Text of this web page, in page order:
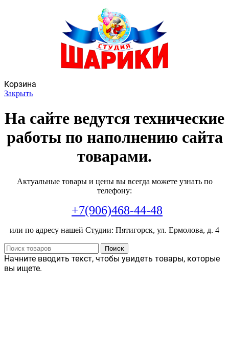
Корзина
Закрыть
На сайте ведутся технические
работы по наполнению сайта
товарами.
Актуальные товары и цены вы всегда можете узнать по
телефону:
+7(906)468-44-48
или по адресу нашей Студии: Пятигорск, ул. Ермолова, д. 4
Поиск
Начните вводить текст, чтобы увидеть товары, которые
вы ищете.